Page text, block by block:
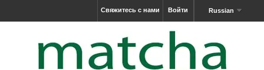
Russian
Войти
Свяжитесь с нами